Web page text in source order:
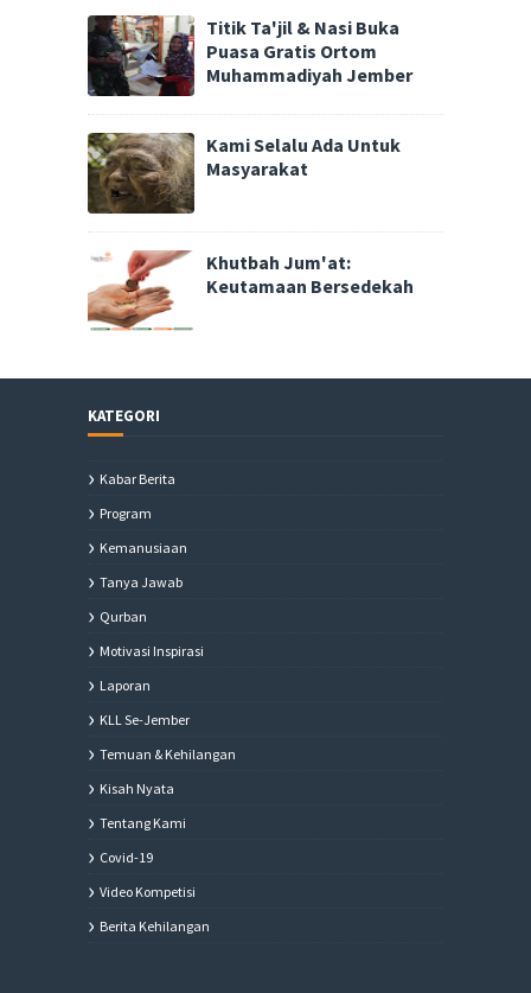
Titik Ta'jil & Nasi Buka
Puasa Gratis Ortom
Muhammadiyah Jember
Kami Selalu Ada Untuk
Masyarakat
Khutbah Jum'at:
Keutamaan Bersedekah
KATEGORI
Kabar Berita
Program
Kemanusiaan
Tanya Jawab
Qurban
Motivasi Inspirasi
Laporan
KLL Se-Jember
Temuan & Kehilangan
Kisah Nyata
Tentang Kami
Covid-19
Video Kompetisi
Berita Kehilangan